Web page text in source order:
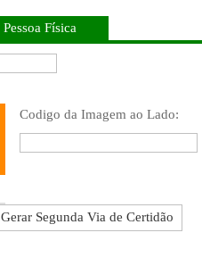
Pessoa Física
Codigo da Imagem ao Lado:
Gerar Segunda Via de Certidão